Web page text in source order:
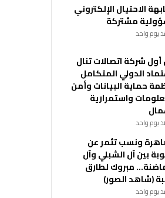
الاحتيال الإلكتروني
مشتركة
يوم واحد
أول شركة اتصالات تنال
الدولي المتكامل
حماية البيانات وأمن
واستمرارية
يوم واحد
ونسب تثمر عن
بين آل الشبلي وآل
مبروك لطارق
(شاهد الصور)
يوم واحد